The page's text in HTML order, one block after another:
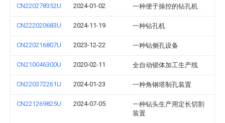
CN220278352U 2024-01-02 一种便于操控的钻孔机
CN222020683U 2024-11-19 一种钻孔机
CN220216807U 2023-12-22 一种钻侧孔设备
CN210046300U 2020-02-11 全自动锁体加工生产线
CN220372261U 2024-01-23 一种角钢塔制孔装置
CN221269825U 2024-07-05
一种钻头生产用定长切割
装置